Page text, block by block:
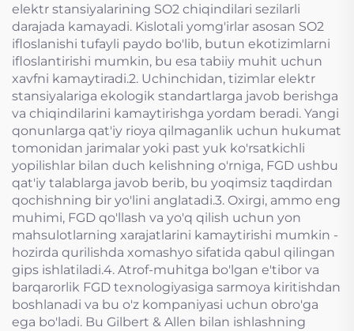
elektr stansiyalarining SO2 chiqindilari sezilarli
darajada kamayadi. Kislotali yomg'irlar asosan SO2
ifloslanishi tufayli paydo bo'lib, butun ekotizimlarni
ifloslantirishi mumkin, bu esa tabiiy muhit uchun
xavfni kamaytiradi.2. Uchinchidan, tizimlar elektr
stansiyalariga ekologik standartlarga javob berishga
va chiqindilarini kamaytirishga yordam beradi. Yangi
qonunlarga qat'iy rioya qilmaganlik uchun hukumat
tomonidan jarimalar yoki past yuk ko'rsatkichli
yopilishlar bilan duch kelishning o'rniga, FGD ushbu
qat'iy talablarga javob berib, bu yoqimsiz taqdirdan
qochishning bir yo'lini anglatadi.3. Oxirgi, ammo eng
muhimi, FGD qo'llash va yo'q qilish uchun yon
mahsulotlarning xarajatlarini kamaytirishi mumkin -
hozirda qurilishda xomashyo sifatida qabul qilingan
gips ishlatiladi.4. Atrof-muhitga bo'lgan e'tibor va
barqarorlik FGD texnologiyasiga sarmoya kiritishdan
boshlanadi va bu o'z kompaniyasi uchun obro'ga
ega bo'ladi. Bu Gilbert & Allen bilan ishlashning